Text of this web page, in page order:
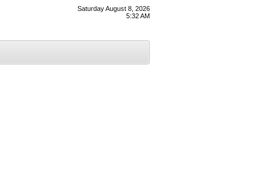
Saturday August 8, 2026
5:32 AM